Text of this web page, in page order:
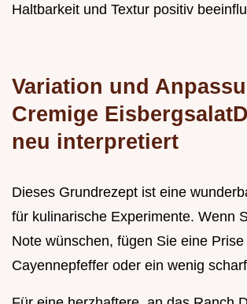
Haltbarkeit und Textur positiv
Variation und
Cremige
neu interpretiert
Dieses Grundrezept ist eine
für kulinarische Experimente. Wenn
Note wünschen, fügen Sie eine Prise
Cayennepfeffer oder ein wenig